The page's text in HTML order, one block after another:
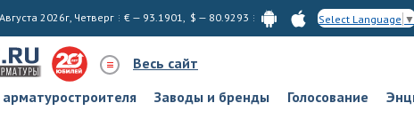
2026г, Четверг € — 93.1901, $ — 80.9293 Select Language ▼
Весь сайт
Заводы и бренды Голосование